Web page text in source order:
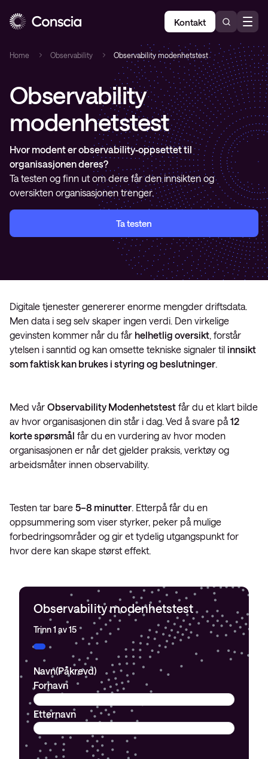
Kontakt
Home Observability Observability modenhetstest
Observability
modenhetstest
Hvor modent er observability‑oppsettet til
organisasjonen deres?
Ta testen og finn ut om dere får den innsikten og
oversikten organisasjonen trenger.
Ta testen
Digitale tjenester genererer enorme mengder driftsdata.
Men data i seg selv skaper ingen verdi. Den virkelige
gevinsten kommer når du får helhetlig oversikt, forstår
ytelsen i sanntid og kan omsette tekniske signaler til innsikt
som faktisk kan brukes i styring og beslutninger.
Med vår Observability Modenhetstest får du et klart bilde
av hvor organisasjonen din står i dag. Ved å svare på 12
korte spørsmål får du en vurdering av hvor moden
organisasjonen er når det gjelder praksis, verktøy og
arbeidsmåter innen observability.
Testen tar bare 5–8 minutter. Etterpå får du en
oppsummering som viser styrker, peker på mulige
forbedringsområder og gir et tydelig utgangspunkt for
hvor dere kan skape størst effekt.
Observability modenhetstest
Trinn1 av15
6%
Navn(Påkrevd)
Fornavn
Etternavn